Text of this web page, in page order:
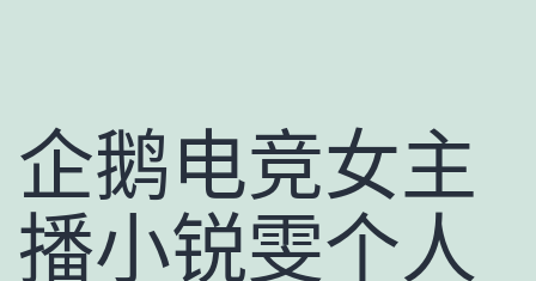
企鹅电竞女主
播小锐雯个人